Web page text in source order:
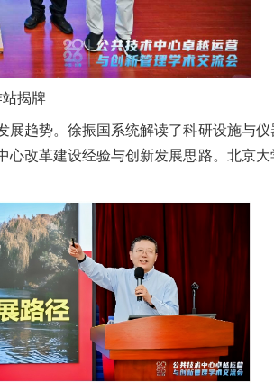
揭牌
展趋势。徐振国系统解读了科研设施与
心改革建设经验与创新发展思路。 北京大